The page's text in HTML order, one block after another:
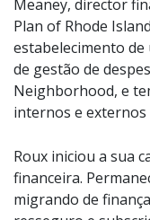
Meaney, director
Plan of Rhode
estabelecimento
de gestão de
Neighborhood, e
internos e
Roux iniciou a sua
financeira.
migrando de